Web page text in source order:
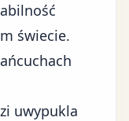
świecie.
uwypukla